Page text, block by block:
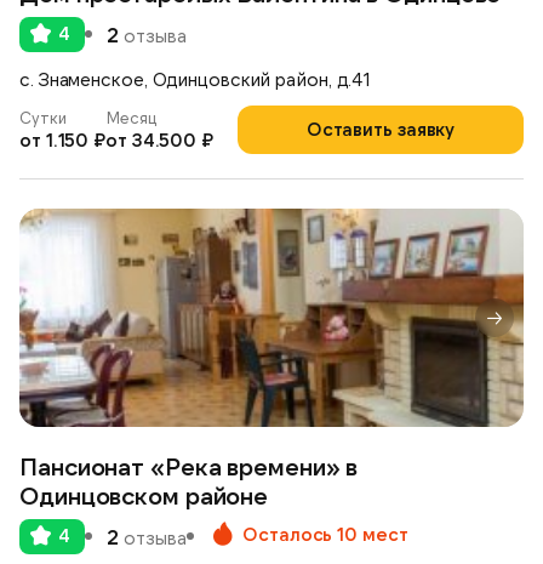
4 2 отзыва
с. Знаменское, Одинцовский район, д.41
Оставить заявку
Сутки
от 1.150 ₽
Месяц
от 34.500 ₽
Пансионат «Река времени» в
Одинцовском районе
4 2 отзыва Осталось 10 мест